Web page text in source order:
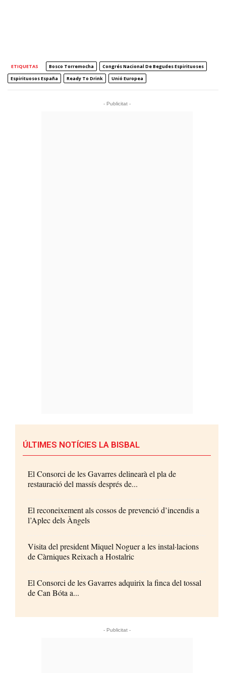
ETIQUETAS Bosco Torremocha
Congrés Nacional De Begudes Espirituoses
Espirituosos España
Ready To Drink Unió Europea
- Publicitat -
ÚLTIMES NOTÍCIES LA BISBAL
El Consorci de les Gavarres delinearà el pla de
restauració del massís després de...
El reconeixement als cossos de prevenció d’incendis a
l’Aplec dels Àngels
Visita del president Miquel Noguer a les instal·lacions
de Càrniques Reixach a Hostalric
El Consorci de les Gavarres adquirix la finca del tossal
de Can Bóta a...
- Publicitat -